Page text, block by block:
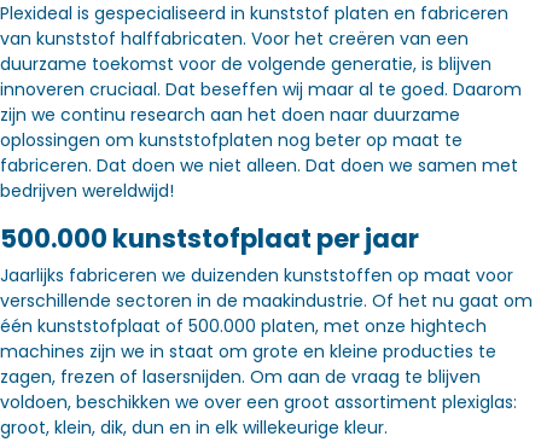
Plexideal is gespecialiseerd in kunststof platen en fabriceren
van kunststof halffabricaten. Voor het creëren van een
duurzame toekomst voor de volgende generatie, is blijven
innoveren cruciaal. Dat beseffen wij maar al te goed. Daarom
zijn we continu research aan het doen naar duurzame
oplossingen om kunststofplaten nog beter op maat te
fabriceren. Dat doen we niet alleen. Dat doen we samen met
bedrijven wereldwijd!
500.000 kunststofplaat per jaar
Jaarlijks fabriceren we duizenden kunststoffen op maat voor
verschillende sectoren in de maakindustrie. Of het nu gaat om
één kunststofplaat of 500.000 platen, met onze hightech
machines zijn we in staat om grote en kleine producties te
zagen, frezen of lasersnijden. Om aan de vraag te blijven
voldoen, beschikken we over een groot assortiment plexiglas:
groot, klein, dik, dun en in elk willekeurige kleur.